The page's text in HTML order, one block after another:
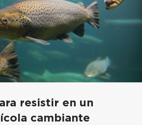
resistir en un
cambiante